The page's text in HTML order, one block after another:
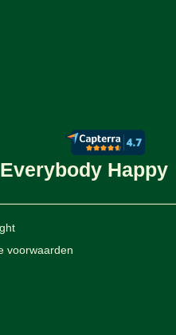
Happy
voorwaarden